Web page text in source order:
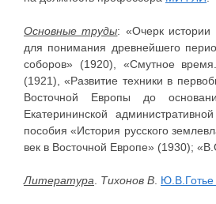
Основные труды: «Очерк истории
для понимания древнейшего
соборов» (1920), «Смутное
(1921), «Развитие техники в
Восточной Европы до
Екатерининской
пособия «История русского
век в Восточной Европе» (1930);
Литература Тихонов В Ю.В.Готье